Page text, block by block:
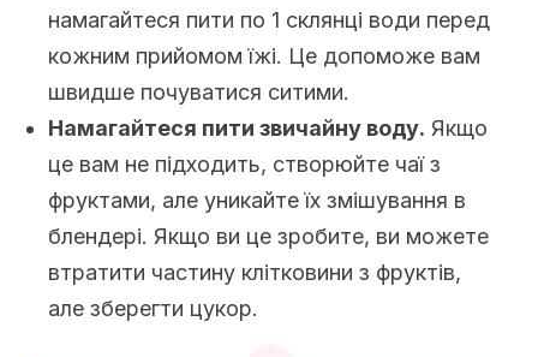
намагайтеся пити по 1 склянці води перед
кожним прийомом їжі. Це допоможе вам
швидше почуватися ситими.
Намагайтеся пити звичайну воду. Якщо
це вам не підходить, створюйте чаї з
фруктами, але уникайте їх змішування в
блендері. Якщо ви це зробите, ви можете
втратити частину клітковини з фруктів,
але зберегти цукор.